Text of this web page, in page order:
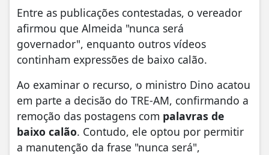
Entre as publicações contestadas, o vereador
afirmou que Almeida "nunca será
governador", enquanto outros vídeos
continham expressões de baixo calão.
Ao examinar o recurso, o ministro Dino acatou
em parte a decisão do TRE-AM, confirmando a
remoção das postagens com palavras de
baixo calão. Contudo, ele optou por permitir
a manutenção da frase "nunca será",